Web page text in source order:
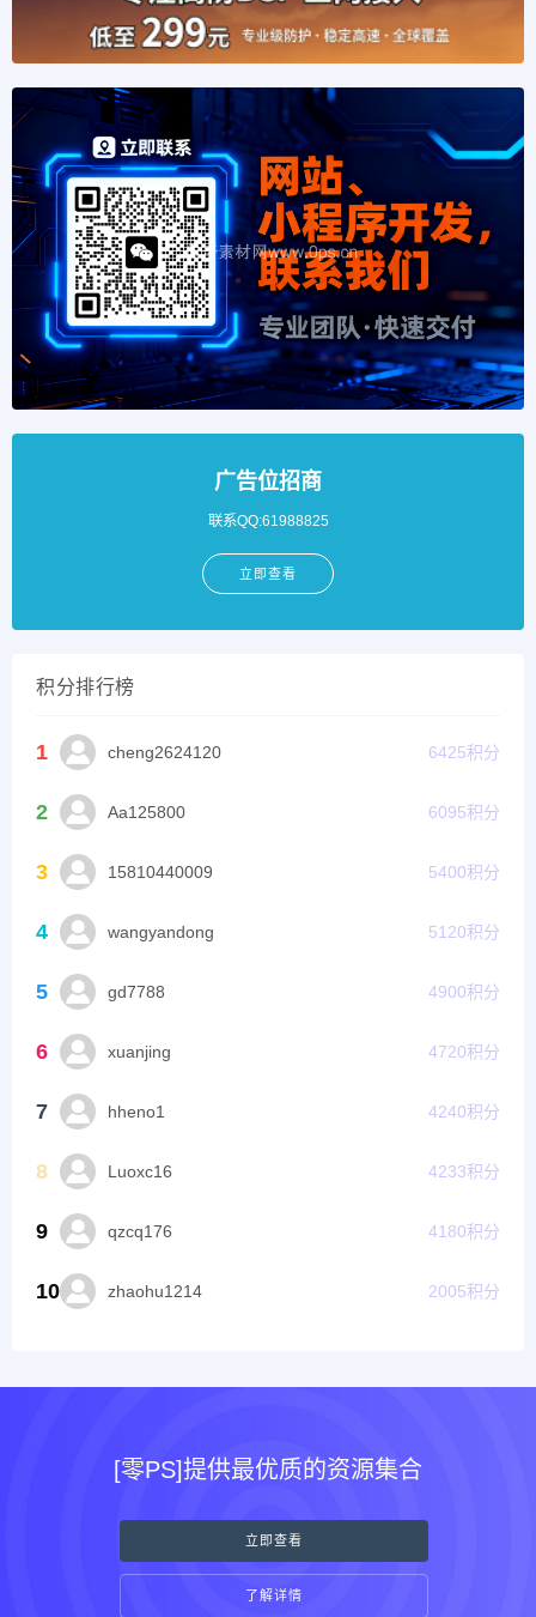
广告位招商
联系QQ:61988825
立即查看
积分排行榜
1 cheng2624120 6425积分
2 Aa125800 6095积分
3 15810440009 5400积分
4 wangyandong 5120积分
5 gd7788 4900积分
6 xuanjing 4720积分
7 hheno1 4240积分
8 Luoxc16 4233积分
9 qzcq176 4180积分
10 zhaohu1214 2005积分
[零PS]提供最优质的资源集合
立即查看
了解详情